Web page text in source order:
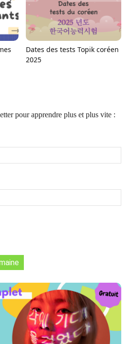
Dates des tests Topik coréen
2025
pour apprendre plus et plus vite :